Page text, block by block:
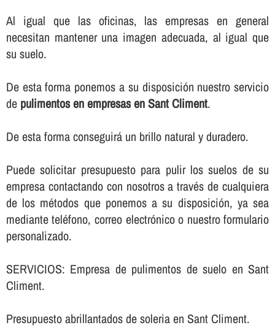
Al igual que las oficinas, las empresas en general
necesitan mantener una imagen adecuada, al igual que
su suelo.
De esta forma ponemos a su disposición nuestro servicio
de pulimentos en empresas en Sant Climent.
De esta forma conseguirá un brillo natural y duradero.
Puede solicitar presupuesto para pulir los suelos de su
empresa contactando con nosotros a través de cualquiera
de los métodos que ponemos a su disposición, ya sea
mediante teléfono, correo electrónico o nuestro formulario
personalizado.
SERVICIOS: Empresa de pulimentos de suelo en Sant
Climent.
Presupuesto abrillantados de soleria en Sant Climent.